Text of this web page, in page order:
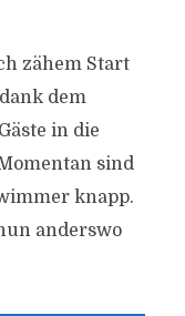
zähem Start
dem
in die
sind
knapp.
anderswo